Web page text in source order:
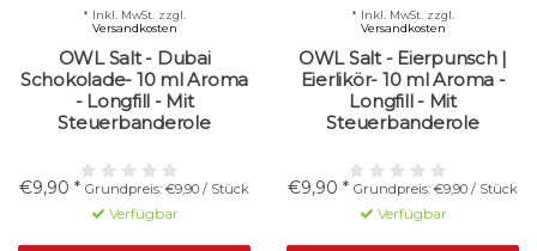
OWL Salt - Dubai
Schokolade- 10 ml Aroma
- Longfill - Mit
Steuerbanderole
€9,90 * Grundpreis: €9,90 / Stück
* Inkl. MwSt. zzgl.
Versandkosten
Verfügbar
OWL Salt - Eierpunsch |
Eierlikör- 10 ml Aroma -
Longfill - Mit
Steuerbanderole
€9,90 * Grundpreis: €9,90 / Stück
* Inkl. MwSt. zzgl.
Versandkosten
Verfügbar